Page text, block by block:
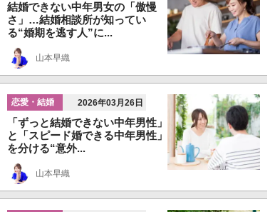
結婚できない中年男女の「傲慢
さ」…結婚相談所が知ってい
る“婚期を逃す人”に...
山本早織
恋愛・結婚 2026年03月26日
「ずっと結婚できない中年男性」
と「スピード婚できる中年男性」
を分ける“意外...
山本早織